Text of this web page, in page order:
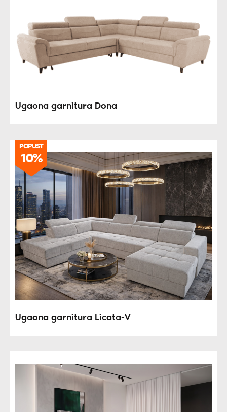
Ugaona garnitura Dona
POPUST
10%
Ugaona garnitura Licata-V